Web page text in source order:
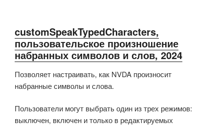
customSpeakTypedCharacters,
пользовательское произношение
набранных символов и слов, 2024
Позволяет настраивать, как NVDA произносит
набранные символы и слова.
Пользователи могут выбрать один из трех режимов:
выключен, включен и только в редактируемых